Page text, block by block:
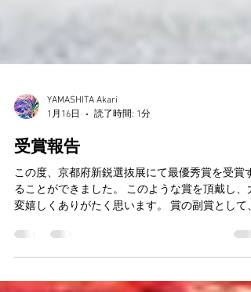
YAMASHITA Akari
1月16日
読了時間: 1分
受賞報告
この度、京都府新鋭選抜展にて最優秀賞を受賞す
来年の1〜2月ごろに京都文化博物館別館にて個展